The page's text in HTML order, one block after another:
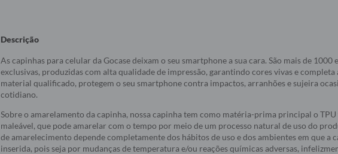
Descrição
As capinhas para celular da Gocase deixam o seu smartphone a sua cara. São mais de 1000
exclusivas, produzidas com alta qualidade de impressão, garantindo cores vivas e completa
material qualificado, protegem o seu smartphone contra impactos, arranhões e sujeira
cotidiano.
Sobre o amarelamento da capinha, nossa capinha tem como matéria-prima principal o
maleável, que pode amarelar com o tempo por meio de um processo natural de uso do
de amarelecimento depende completamente dos hábitos de uso e dos ambientes em que a
inserida, pois seja por mudanças de temperatura e/ou reações químicas adversas,